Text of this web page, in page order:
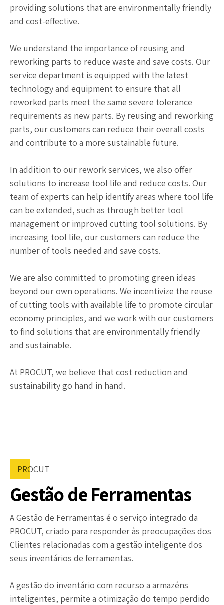
providing solutions that are environmentally friendly
and cost-effective.
We understand the importance of reusing and
reworking parts to reduce waste and save costs. Our
service department is equipped with the latest
technology and equipment to ensure that all
reworked parts meet the same severe tolerance
requirements as new parts. By reusing and reworking
parts, our customers can reduce their overall costs
and contribute to a more sustainable future.
In addition to our rework services, we also offer
solutions to increase tool life and reduce costs. Our
team of experts can help identify areas where tool life
can be extended, such as through better tool
management or improved cutting tool solutions. By
increasing tool life, our customers can reduce the
number of tools needed and save costs.
We are also committed to promoting green ideas
beyond our own operations. We incentivize the reuse
of cutting tools with available life to promote circular
economy principles, and we work with our customers
to find solutions that are environmentally friendly
and sustainable.
At PROCUT, we believe that cost reduction and
sustainability go hand in hand.
PROCUT
Gestão de Ferramentas
A Gestão de Ferramentas é o serviço integrado da
PROCUT, criado para responder às preocupações dos
Clientes relacionadas com a gestão inteligente dos
seus inventários de ferramentas.
A gestão do inventário com recurso a armazéns
inteligentes, permite a otimização do tempo perdido